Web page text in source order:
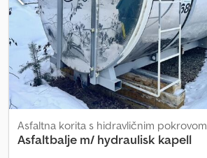
Asfaltna korita s hidravličnim pokrovom
Asfaltbalje m/ hydraulisk kapell